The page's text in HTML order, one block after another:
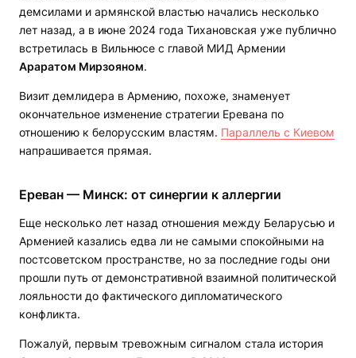
демсилами и армянской властью начались несколько
лет назад, а в июне 2024 года Тихановская уже публично
встретилась в Вильнюсе с главой МИД Армении
Араратом Мирзояном.
Визит демлидера в Армению, похоже, знаменует
окончательное изменение стратегии Еревана по
отношению к белорусским властям. Параллель с Киевом
напрашивается прямая.
Ереван — Минск: от синергии к аллергии
Еще несколько лет назад отношения между Беларусью и
Арменией казались едва ли не самыми спокойными на
постсоветском пространстве, но за последние годы они
прошли путь от демонстративной взаимной политической
лояльности до фактического дипломатического
конфликта.
Пожалуй, первым тревожным сигналом стала история